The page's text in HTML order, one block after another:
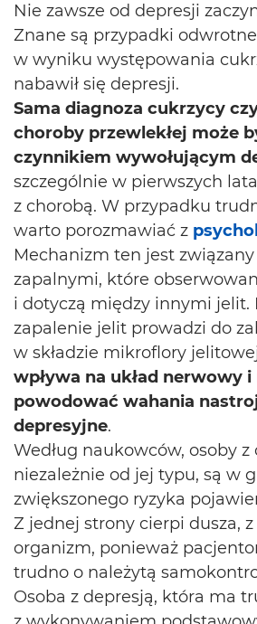
Nie zawsze od depresji
Znane są przypadki
w wyniku występowania
nabawił się depresji.
Sama diagnoza cukrzycy
choroby przewlekłej może
czynnikiem wywołującym
szczególnie w pierwszych
z chorobą. W przypadku
warto porozmawiać z
Mechanizm ten jest
zapalnymi, które
i dotyczą między innymi jelit.
zapalenie jelit prowadzi do
w składzie mikroflory
wpływa na układ nerwowy i
powodować wahania
depresyjne.
Według naukowców, osoby z
niezależnie od jej typu, są w
zwiększonego ryzyka
Z jednej strony cierpi dusza,
organizm, ponieważ
trudno o należytą
Osoba z depresją, która ma